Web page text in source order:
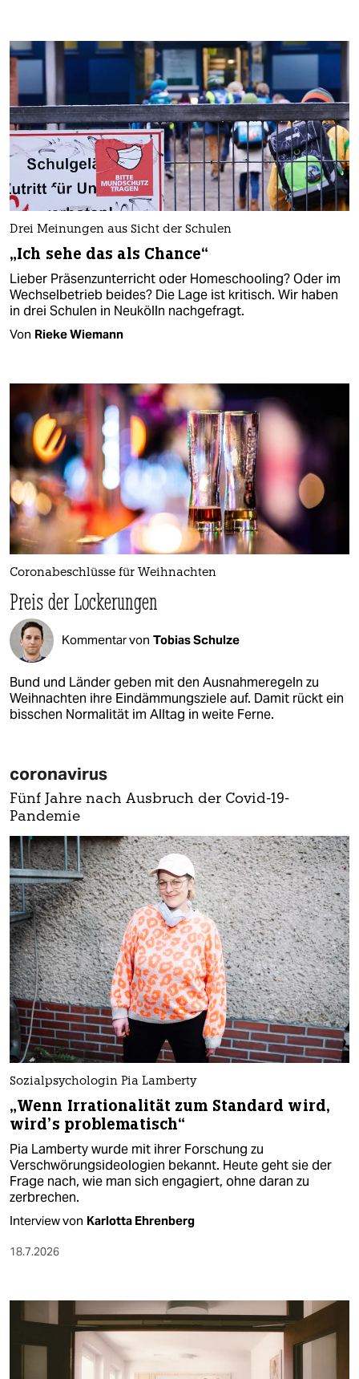
Drei Meinungen aus Sicht der Schulen
„Ich sehe das als Chance“
Lieber Präsenzunterricht oder Homeschooling? Oder im
Wechselbetrieb beides? Die Lage ist kritisch. Wir haben
in drei Schulen in Neukölln nachgefragt.
Von Rieke Wiemann
Coronabeschlüsse für Weihnachten
Preis der Lockerungen
Kommentar von Tobias Schulze
Bund und Länder geben mit den Ausnahme­regeln zu
Weihnachten ihre Eindämmungsziele auf. Damit rückt ein
bisschen Normalität im Alltag in weite Ferne.
coronavirus
Fünf Jahre nach Ausbruch der Covid-19-
Pandemie
Sozialpsychologin Pia Lamberty
„Wenn Irrationalität zum Standard wird,
wird’s problematisch“
Pia Lamberty wurde mit ihrer Forschung zu
Verschwörungsideologien bekannt. Heute geht sie der
Frage nach, wie man sich engagiert, ohne daran zu
zerbrechen.
Interview von Karlotta Ehrenberg
18.7.2026